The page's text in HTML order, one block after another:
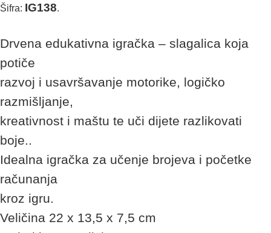
Šifra: IG138.
Drvena edukativna igračka – slagalica koja
potiče
razvoj i usavršavanje motorike, logičko
razmišljanje,
kreativnost i maštu te uči dijete razlikovati
boje..
Idealna igračka za učenje brojeva i početke
računanja
kroz igru.
Veličina 22 x 13,5 x 7,5 cm